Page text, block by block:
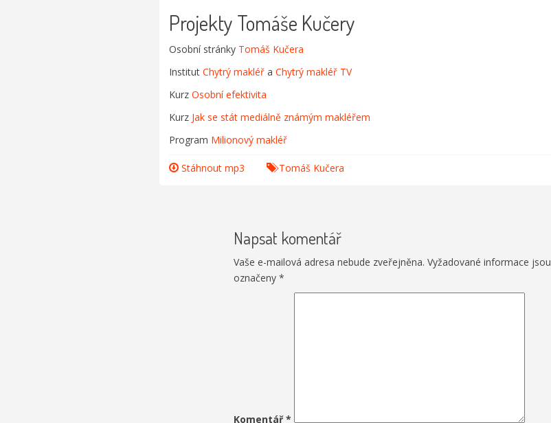
Projekty Tomáše Kučery
Osobní stránky Tomáš Kučera
Institut Chytrý makléřa Chytrý makléř TV
Kurz Osobní efektivita
Kurz Jak se stát mediálně známým makléřem
Program Milionový makléř
Stáhnout mp3 Tomáš Kučera
Napsat komentář
Vaše e-mailová adresa nebude zveřejněna. Vyžadované informace jsou
označeny*
Komentář*